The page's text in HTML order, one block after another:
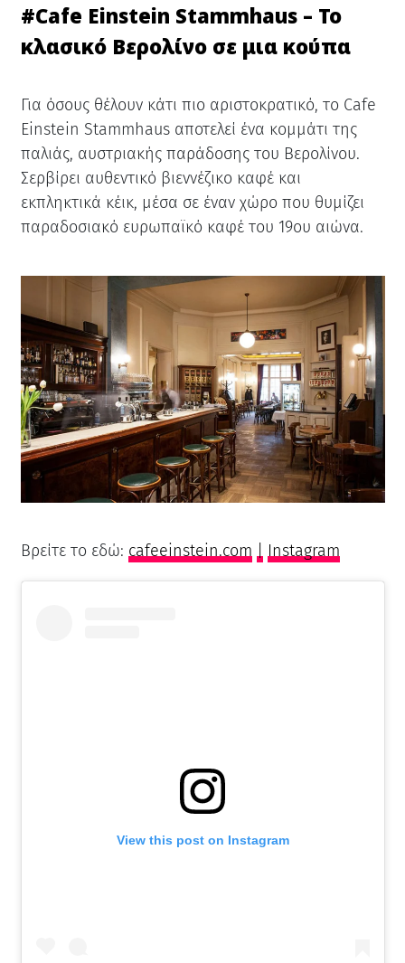
#Cafe Einstein Stammhaus – Το
κλασικό Βερολίνο σε μια κούπα
Για όσους θέλουν κάτι πιο αριστοκρατικό, το Cafe
Einstein Stammhaus αποτελεί ένα κομμάτι της
παλιάς, αυστριακής παράδοσης του Βερολίνου.
Σερβίρει αυθεντικό βιεννέζικο καφέ και
εκπληκτικά κέικ, μέσα σε έναν χώρο που θυμίζει
παραδοσιακό ευρωπαϊκό καφέ του 19ου αιώνα.
Βρείτε το εδώ: cafeeinstein.com | Instagram
View this post on Instagram